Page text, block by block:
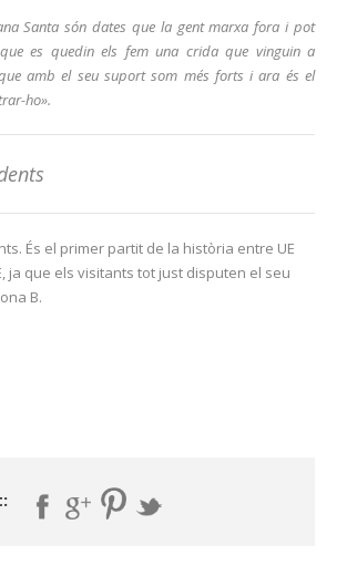
Santa són dates que la gent marxa fora i pot
es quedin els fem una crida que vinguin a
amb el seu suport som més forts i ara és el
ho».
És el primer partit de la història entre UE
ja que els visitants tot just disputen el seu
B.